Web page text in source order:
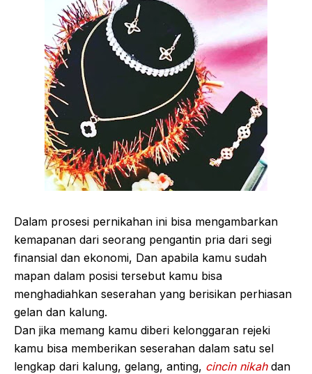
Dalam prosesi pernikahan ini bisa mengambarkan
kemapanan dari seorang pengantin pria dari segi
finansial dan ekonomi, Dan apabila kamu sudah
mapan dalam posisi tersebut kamu bisa
menghadiahkan seserahan yang berisikan perhiasan
gelan dan kalung.
Dan jika memang kamu diberi kelonggaran rejeki
kamu bisa memberikan seserahan dalam satu sel
lengkap dari kalung, gelang, anting, cincin nikahdan